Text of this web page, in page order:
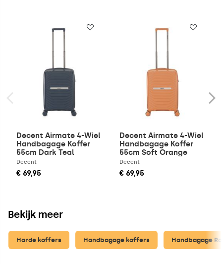
Decent Airmate 4-Wiel
Handbagage Koffer
55cm Dark Teal
Decent
€ 69,95
Decent Airmate 4-Wiel
Handbagage Koffer
55cm Soft Orange
Decent
€ 69,95
Bekijk meer
Harde koffers Handbagage koffers Handbagage